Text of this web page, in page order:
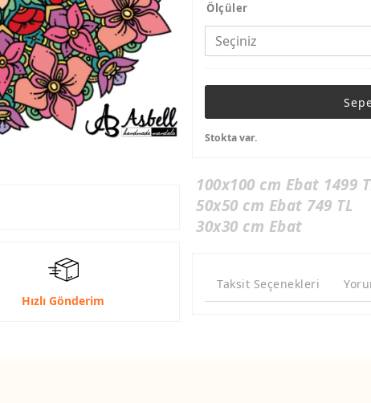
Hızlı Gönderim
Ölçüler
Stokta var.
100x100 cm Ebat 1499
50x50 cm Ebat 749 TL
30x30 cm Ebat
Taksit Seçenekleri